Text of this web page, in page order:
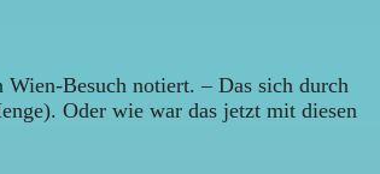
Besuch notiert. – Das sich durch
Oder wie war das jetzt mit diesen